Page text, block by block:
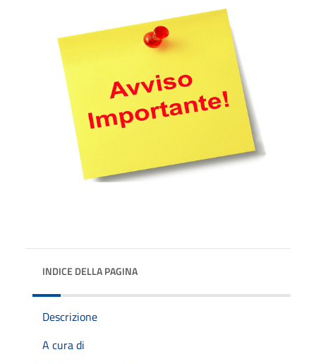
INDICE DELLA PAGINA
Descrizione
A cura di